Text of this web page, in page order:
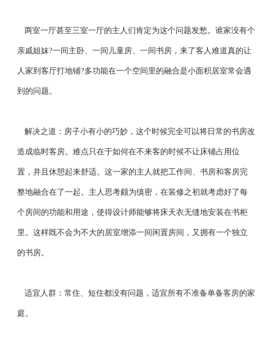
两室一厅甚至三室一厅的主人们肯定为这个问题发愁。谁家没有个
亲戚姐妹?一间主卧、一间儿童房、一间书房，来了客人难道真的让
人家到客厅打地铺?多功能在一个空间里的融合是小面积居室常会遇
到的问题。
解决之道：房子小有小的巧妙，这个时候完全可以将日常的书房改
造成临时客房。难点只在于如何在不来客的时候不让床铺占用位
置，并且休憩起来舒适。这一家的主人就把工作间、书房和客房完
整地融合在了一起。主人思考颇为缜密，在装修之初就考虑好了每
个房间的功能和用途，使得设计师能够将床天衣无缝地安装在书柜
里。这样既不会为不大的居室增添一间闲置房间，又拥有一个独立
的书房。
适宜人群：常住、短住都没有问题，适宜所有不准备单备客房的家
庭。